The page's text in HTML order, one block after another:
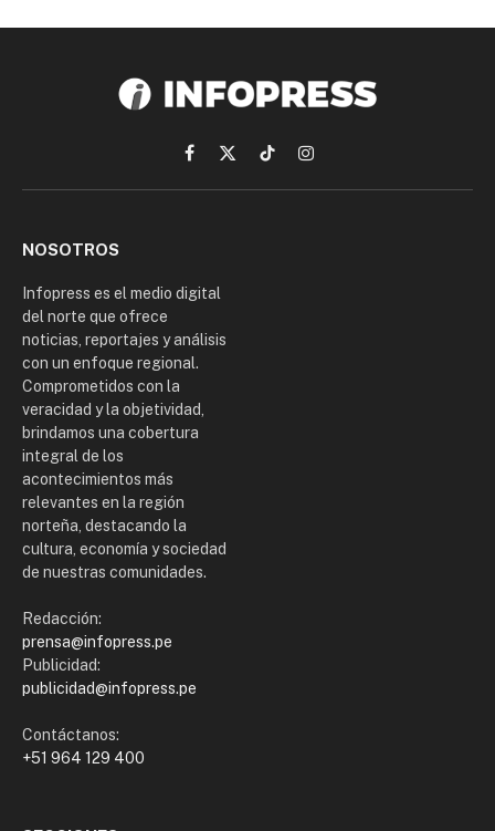
Facebook
X
(Twitter)
TikTokInstagram
NOSOTROS
Infopress es el medio digital
del norte que ofrece
noticias, reportajes y análisis
con un enfoque regional.
Comprometidos con la
veracidad y la objetividad,
brindamos una cobertura
integral de los
acontecimientos más
relevantes en la región
norteña, destacando la
cultura, economía y sociedad
de nuestras comunidades.
Redacción:
prensa@infopress.pe
Publicidad:
publicidad@infopress.pe
Contáctanos:
+51 964 129 400